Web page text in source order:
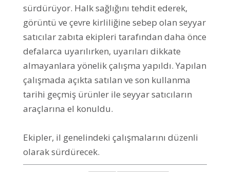
sürdürüyor. Halk sağlığını tehdit ederek,
görüntü ve çevre kirliliğine sebep olan seyyar
satıcılar zabıta ekipleri tarafından daha önce
defalarca uyarılırken, uyarıları dikkate
almayanlara yönelik çalışma yapıldı. Yapılan
çalışmada açıkta satılan ve son kullanma
tarihi geçmiş ürünler ile seyyar satıcıların
araçlarına el konuldu.
Ekipler, il genelindeki çalışmalarını düzenli
olarak sürdürecek.